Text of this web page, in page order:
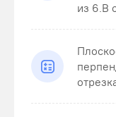
из 6.В